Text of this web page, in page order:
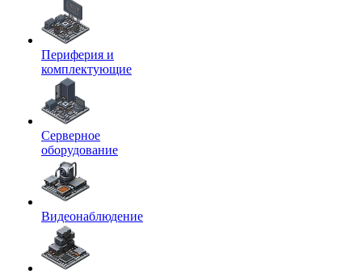
Периферия и
комплектующие
Серверное
оборудование
Видеонаблюдение